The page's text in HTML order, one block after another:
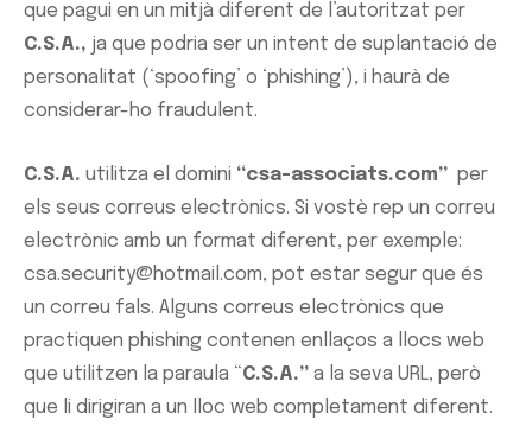
que pagui en un mitjà diferent de l’autoritzat per
C.S.A., ja que podria ser un intent de suplantació de
personalitat (‘spoofing’ o ‘phishing’), i haurà de
considerar-ho fraudulent.
C.S.A. utilitza el domini “csa-associats.com” per
els seus correus electrònics. Si vostè rep un correu
electrònic amb un format diferent, per exemple:
csa.security@hotmail.com, pot estar segur que és
un correu fals. Alguns correus electrònics que
practiquen phishing contenen enllaços a llocs web
que utilitzen la paraula “C.S.A.” a la seva URL, però
que li dirigiran a un lloc web completament diferent.